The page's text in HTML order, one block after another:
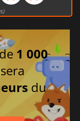
1 000
du